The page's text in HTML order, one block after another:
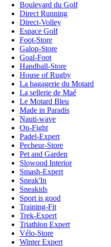
Boulevard du Golf
Direct Running
Direct-Volley
Espace Golf
Foot-Store
Galop-Store
Goal-Foot
Handball-Store
House of Rugby
La bagagerie du Motard
La sellerie de Maé
Le Motard Bleu
Made in Paradis
Nauti-wave
On-Fight
Padel-Expert
Pecheur-Store
Pet and Garden
Slowood Interior
Smash-Expert
Sneak'In
Sneakids
Sport is good
Training-Fit
Trek-Expert
Triathlon Expert
Vélo-Store
Winter Expert